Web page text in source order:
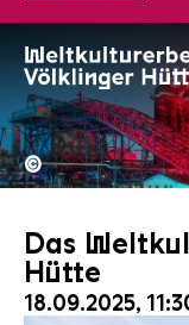
©
Das
Hütte
18.09.2025,